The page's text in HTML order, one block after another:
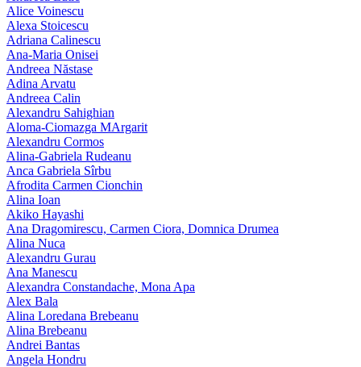
Alice Voinescu
Alexa Stoicescu
Adriana Calinescu
Ana-Maria Onisei
Andreea Năstase
Adina Arvatu
Andreea Calin
Alexandru Sahighian
Aloma-Ciomazga MArgarit
Alexandru Cormos
Alina-Gabriela Rudeanu
Anca Gabriela Sîrbu
Afrodita Carmen Cionchin
Alina Ioan
Akiko Hayashi
Ana Dragomirescu, Carmen Ciora, Domnica Drumea
Alina Nuca
Alexandru Gurau
Ana Manescu
Alexandra Constandache, Mona Apa
Alex Bala
Alina Loredana Brebeanu
Alina Brebeanu
Andrei Bantas
Angela Hondru